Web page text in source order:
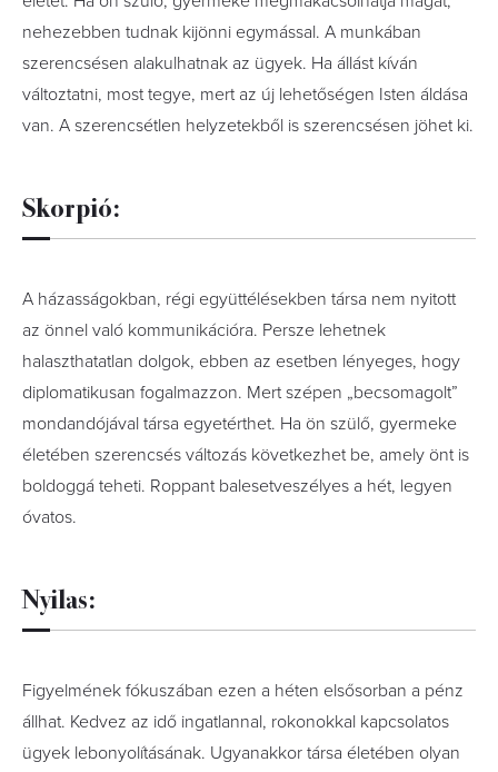
nehezebben tudnak kijönni egymással. A munkában
szerencsésen alakulhatnak az ügyek. Ha állást kíván
változtatni, most tegye, mert az új lehetőségen Isten áldása
van. A szerencsétlen helyzetekből is szerencsésen jöhet ki.
Skorpió:
A házasságokban, régi együttélésekben társa nem nyitott
az önnel való kommunikációra. Persze lehetnek
halaszthatatlan dolgok, ebben az esetben lényeges, hogy
diplomatikusan fogalmazzon. Mert szépen „becsomagolt”
mondandójával társa egyetérthet. Ha ön szülő, gyermeke
életében szerencsés változás következhet be, amely önt is
boldoggá teheti. Roppant balesetveszélyes a hét, legyen
óvatos.
Nyilas:
Figyelmének fókuszában ezen a héten elsősorban a pénz
állhat. Kedvez az idő ingatlannal, rokonokkal kapcsolatos
ügyek lebonyolításának. Ugyanakkor társa életében olyan